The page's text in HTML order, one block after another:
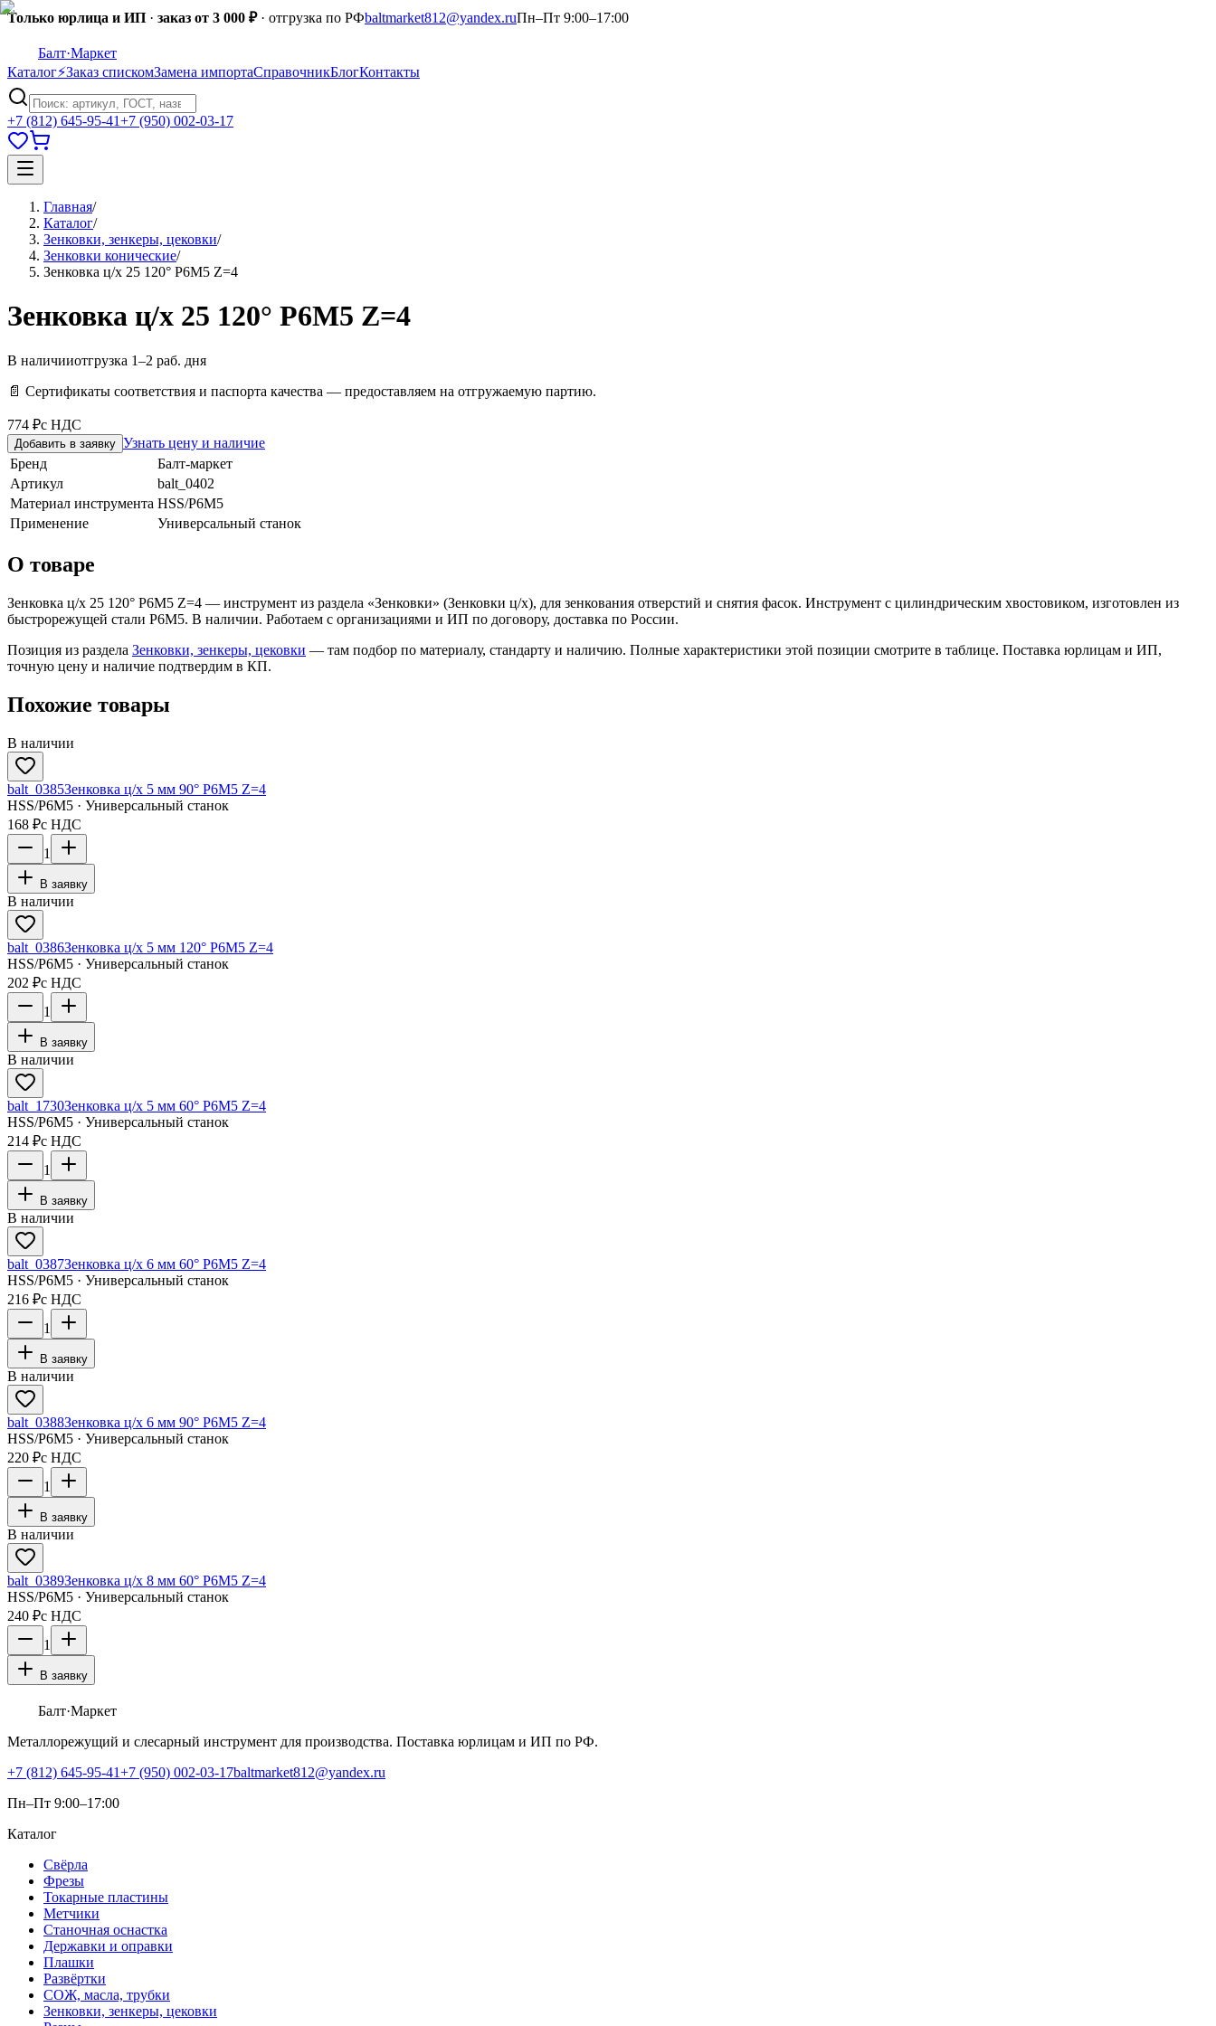
Только юрлица и ИП · заказ от 3 000 ₽· отгрузка по РФbaltmarket812@yandex.ruПн–Пт 9:00–17:00
Балт·Маркет
Каталог⚡Заказ спискомЗамена импортаСправочникБлогКонтакты
+7 (812) 645-95-41+7 (950) 002-03-17
Главная/
Каталог/
Зенковки, зенкеры, цековки/
Зенковки конические/
Зенковка ц/х 25 120° Р6М5 Z=4
Зенковка ц/х 25 120° Р6М5 Z=4
В наличииотгрузка 1–2 раб. дня
📄 Сертификаты соответствия и паспорта качества — предоставляем на отгружаемую партию.
774 ₽с НДС
Добавить в заявку Узнать цену и наличие
Бренд
Балт-маркет
Артикул
balt_0402
Материал инструмента HSS/Р6М5
Применение
Универсальный станок
О товаре
Зенковка ц/х 25 120° Р6М5 Z=4 — инструмент из раздела «Зенковки» (Зенковки ц/х), для зенкования отверстий и снятия фасок. Инструмент с цилиндрическим хвостовиком, изготовлен из
быстрорежущей стали Р6М5. В наличии. Работаем с организациями и ИП по договору, доставка по России.
Позиция из раздела Зенковки, зенкеры, цековки — там подбор по материалу, стандарту и наличию. Полные характеристики этой позиции смотрите в таблице. Поставка юрлицам и ИП,
точную цену и наличие подтвердим в КП.
Похожие товары
В наличии
balt_0385Зенковка ц/х 5 мм 90° Р6М5 Z=4
HSS/Р6М5 · Универсальный станок
168 ₽с НДС
1
В заявку
В наличии
balt_0386Зенковка ц/х 5 мм 120° Р6М5 Z=4
HSS/Р6М5 · Универсальный станок
202 ₽с НДС
1
В заявку
В наличии
balt_1730Зенковка ц/х 5 мм 60° Р6М5 Z=4
HSS/Р6М5 · Универсальный станок
214 ₽с НДС
1
В заявку
В наличии
balt_0387Зенковка ц/х 6 мм 60° Р6М5 Z=4
HSS/Р6М5 · Универсальный станок
216 ₽с НДС
1
В заявку
В наличии
balt_0388Зенковка ц/х 6 мм 90° Р6М5 Z=4
HSS/Р6М5 · Универсальный станок
220 ₽с НДС
1
В заявку
В наличии
balt_0389Зенковка ц/х 8 мм 60° Р6М5 Z=4
HSS/Р6М5 · Универсальный станок
240 ₽с НДС
1
В заявку
Балт·Маркет
Металлорежущий и слесарный инструмент для производства. Поставка юрлицам и ИП по РФ.
+7 (812) 645-95-41+7 (950) 002-03-17baltmarket812@yandex.ru
Пн–Пт 9:00–17:00
Каталог
Свёрла
Фрезы
Токарные пластины
Метчики
Станочная оснастка
Державки и оправки
Плашки
Развёртки
СОЖ, масла, трубки
Зенковки, зенкеры, цековки